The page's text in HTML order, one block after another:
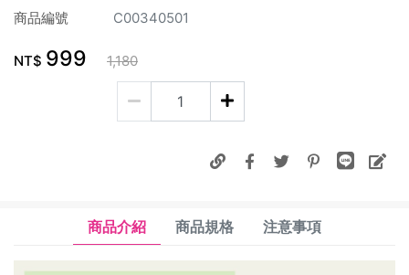
商品編號
C00340501
NT$ 999 1,180
商品介紹 商品規格 注意事項